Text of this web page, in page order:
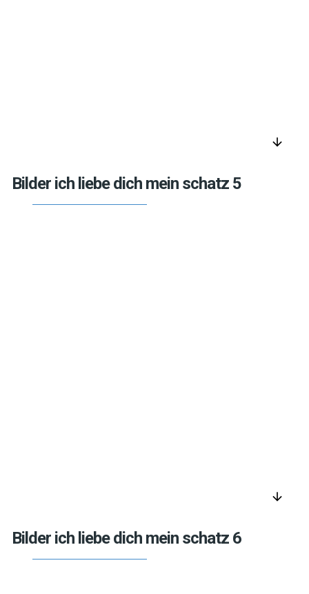
arrow_downward
Bilder ich liebe dich mein schatz 5
arrow_downward
Bilder ich liebe dich mein schatz 6